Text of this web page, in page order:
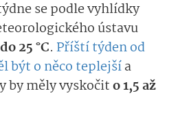
se podle vyhlídky
ústavu
do 25 °C. Příští týden od
být o něco teplejšía
by měly vyskočito 1,5 až